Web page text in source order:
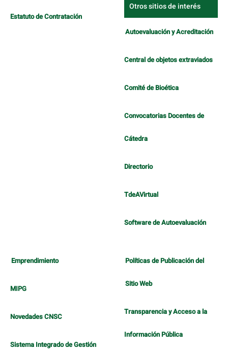
Estatuto de Contratación
Otros sitios de interés
Autoevaluación y Acreditación
Central de objetos extraviados
Comité de Bioética
Convocatorias Docentes de
Cátedra
Directorio
TdeAVirtual
Software de Autoevaluación
Emprendimiento
MIPG
Novedades CNSC
Sistema Integrado de Gestión
Políticas de Publicación del
Sitio Web
Transparencia y Acceso a la
Información Pública